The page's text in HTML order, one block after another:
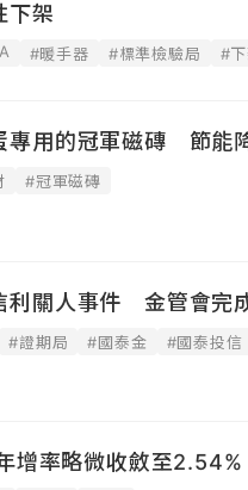
下架
#暖手器 #標準檢驗局 #
專用的冠軍磁磚 節能
#冠軍磁磚
利關人事件 金管會完
#證期局 #國泰金 #國泰投信
增率略微收斂至